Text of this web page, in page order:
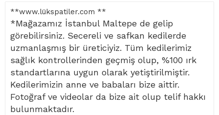
**www.lükspatiler.com **
*Mağazamız İstanbul Maltepe de gelip
görebilirsiniz. Secereli ve safkan kedilerde
uzmanlaşmış bir üreticiyiz. Tüm kedilerimiz
sağlık kontrollerinden geçmiş olup, %100 ırk
standartlarına uygun olarak yetiştirilmiştir.
Kedilerimizin anne ve babaları bize aittir.
Fotoğraf ve videolar da bize ait olup telif hakkı
bulunmaktadır.